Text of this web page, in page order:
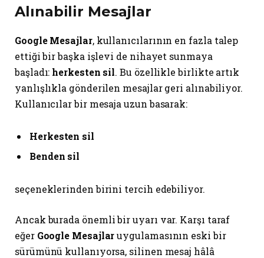
Alınabilir Mesajlar
Google Mesajlar, kullanıcılarının en fazla talep
ettiği bir başka işlevi de nihayet sunmaya
başladı: herkesten sil. Bu özellikle birlikte artık
yanlışlıkla gönderilen mesajlar geri alınabiliyor.
Kullanıcılar bir mesaja uzun basarak:
Herkesten sil
Benden sil
seçeneklerinden birini tercih edebiliyor.
Ancak burada önemli bir uyarı var. Karşı taraf
eğer Google Mesajlaruygulamasının eski bir
sürümünü kullanıyorsa, silinen mesaj hâlâ